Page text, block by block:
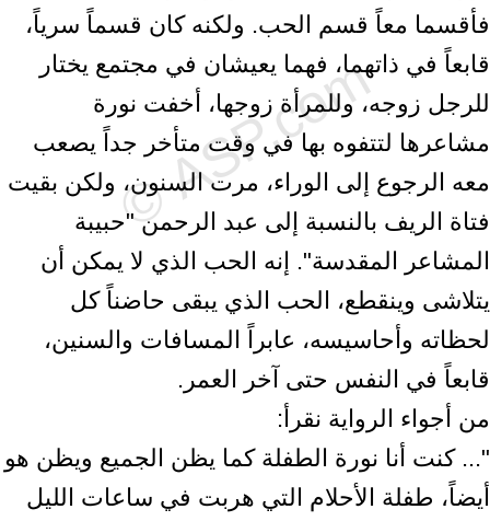
فأقسما معاً قسم الحب. ولكنه كان قسماً سرياً،
قابعاً في ذاتهما، فهما يعيشان في مجتمع يختار
للرجل زوجه، وللمرأة زوجها، أخفت نورة
مشاعرها لتتفوه بها في وقت متأخر جداً يصعب
معه الرجوع إلى الوراء، مرت السنون، ولكن بقيت
فتاة الريف بالنسبة إلى عبد الرحمن "حبيبة
المشاعر المقدسة". إنه الحب الذي لا يمكن أن
يتلاشى وينقطع، الحب الذي يبقى حاضناً كل
لحظاته وأحاسيسه، عابراً المسافات والسنين،
قابعاً في النفس حتى آخر العمر.
من أجواء الرواية نقرأ:
"... كنت أنا نورة الطفلة كما يظن الجميع ويظن هو
أيضاً، طفلة الأحلام التي هربت في ساعات الليل